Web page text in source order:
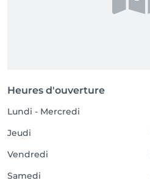
Heures d'ouverture
Lundi - Mercredi
Jeudi
Vendredi
Samedi